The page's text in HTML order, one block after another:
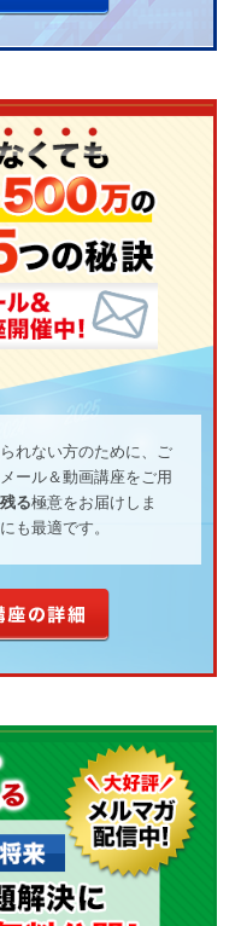
れない方のために、ご
ール＆動画講座をご用
る極意をお届けしま
も最適です。